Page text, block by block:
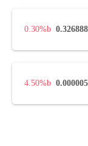
0.326888
0.30%
0.000005
4.50%